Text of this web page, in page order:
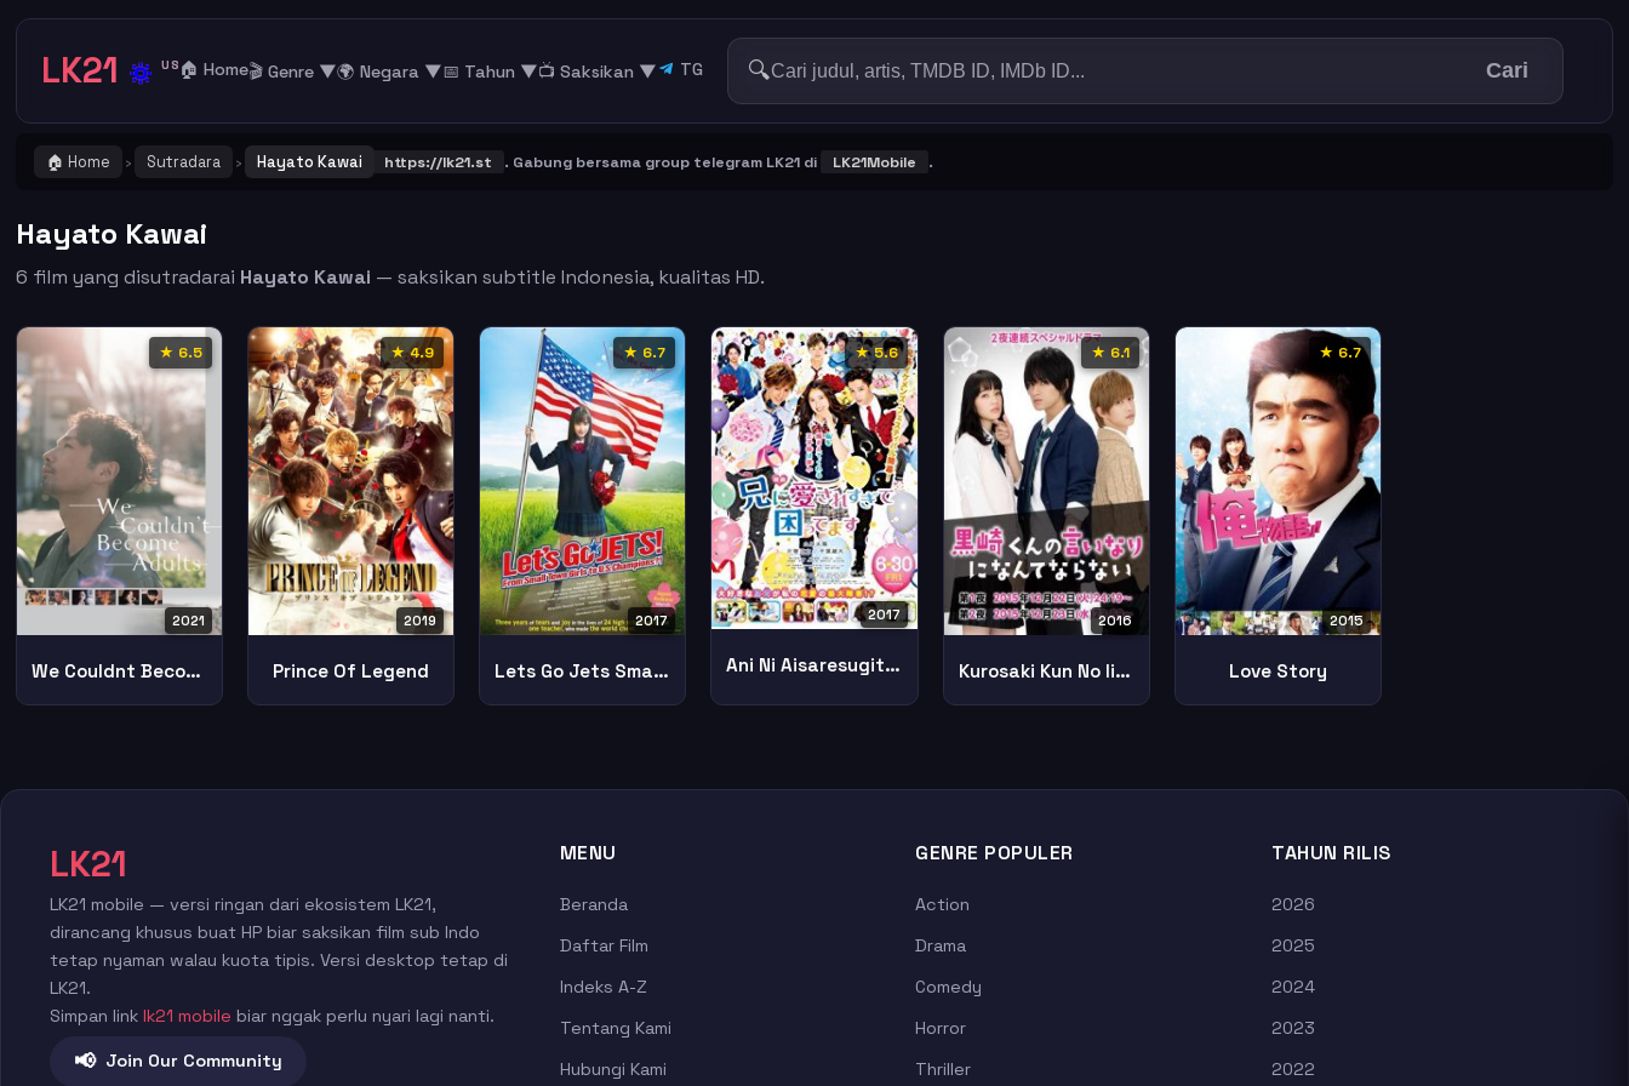
LK21 🔅 US 🏠 Home🎬 Genre ▼🌍 Negara ▼📅 Tahun ▼📺 Saksikan ▼ TG 🔍 Cari
🏠 Home › Sutradara › Hayato Kawai
! Catat dan Bookmark alamat URL LK21 https://lk21.st . Gabung bersama group telegram LK21 di LK21Mobile .
Hayato Kawai
6 film yang disutradarai Hayato Kawai — saksikan subtitle Indonesia, kualitas HD.
★ 6.5
2021
We Couldnt Become Adults
★ 4.9
2019
Prince Of Legend
★ 6.7
2017
Lets Go Jets Small Town Girls U S Champions
★ 5.6
2017
Ani Ni Aisaresugite Komattemasu 2017 2
★ 6.1
2016
Kurosaki Kun No Iinari Ni Nante Naranai
★ 6.7
2015
Love Story
LK21
LK21 mobile — versi ringan dari ekosistem LK21,
dirancang khusus buat HP biar saksikan film sub Indo
tetap nyaman walau kuota tipis. Versi desktop tetap di
LK21.
Simpan link lk21 mobile biar nggak perlu nyari lagi nanti.
📢 Join Our Community
MENU
Beranda
Daftar Film
Indeks A-Z
Tentang Kami
Hubungi Kami
GENRE POPULER
Action
Drama
Comedy
Horror
Thriller
TAHUN RILIS
2026
2025
2024
2023
2022